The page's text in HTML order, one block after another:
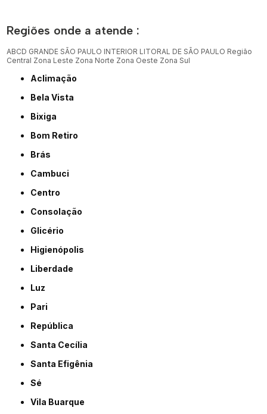
Regiões onde a atende :
ABCD GRANDE SÃO PAULO INTERIOR LITORAL DE SÃO PAULO Região
Central Zona Leste Zona Norte Zona Oeste Zona Sul
Aclimação
Bela Vista
Bixiga
Bom Retiro
Brás
Cambuci
Centro
Consolação
Glicério
Higienópolis
Liberdade
Luz
Pari
República
Santa Cecília
Santa Efigênia
Sé
Vila Buarque